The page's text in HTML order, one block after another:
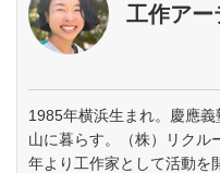
工作ア
1985年横浜生まれ。慶應
山に暮らす。（株）リクル
年より工作家として活動を